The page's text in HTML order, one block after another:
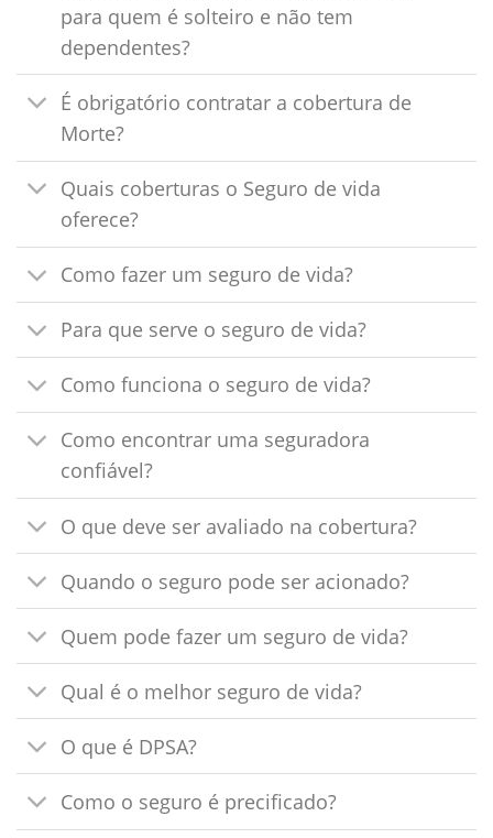
para quem é solteiro e não tem
dependentes?
É obrigatório contratar a cobertura de
Morte?
Quais coberturas o Seguro de vida
oferece?
Como fazer um seguro de vida?
Para que serve o seguro de vida?
Como funciona o seguro de vida?
Como encontrar uma seguradora
confiável?
O que deve ser avaliado na cobertura?
Quando o seguro pode ser acionado?
Quem pode fazer um seguro de vida?
Qual é o melhor seguro de vida?
O que é DPSA?
Como o seguro é precificado?